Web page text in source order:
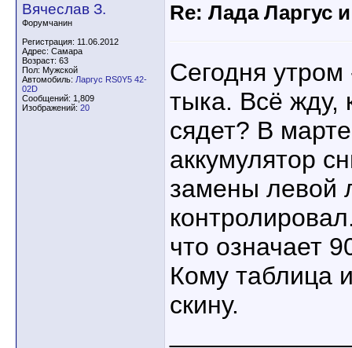
Вячеслав З.
Форумчанин
Регистрация: 11.06.2012
Адрес: Самара
Возраст: 63
Пол: Мужской
Автомобиль: Ларгус RS0Y5 42-
02D
Сообщений: 1,809
Изображений: 20
Re: Лада Ларгус
Сегодня утром
тыка. Всё жду,
сядет? В
аккумулятор
замены левой
что означает
Кому таблица
скину.